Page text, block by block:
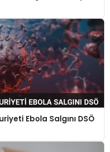
Ebola Salgını DSÖ